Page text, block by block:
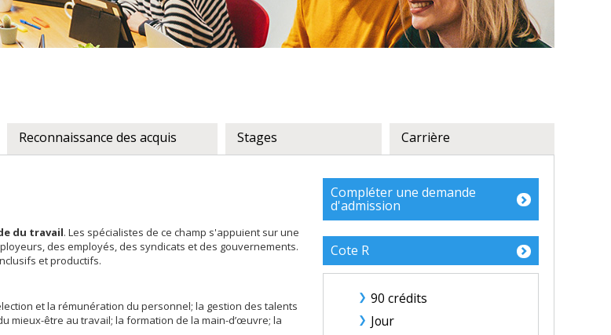
Reconnaissance des acquis Stages Carrière
du travail. Les spécialistes de ce champ s'appuient sur une
des employés, des syndicats et des gouvernements.
et productifs.
et la rémunération du personnel; la gestion des talents
mieux-être au travail; la formation de la main-d’œuvre; la
Compléter une demande
d'admission
Cote R
90 crédits
Jour